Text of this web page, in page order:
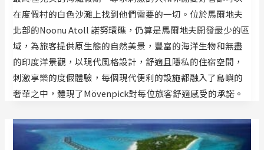
在度假村的白色沙灘上找到他們需要的一切。位於馬爾地夫
北部的Noonu Atoll 諾努環礁，仍算是馬爾地夫開發最少的區
域，為旅客提供原生態的自然美景，豐富的海洋生物和無盡
的印度洋景觀，以現代風格設計，舒適且隱私的住宿空間，
刺激享樂的度假體驗，每個現代便利的設施都融入了島嶼的
奢華之中，體現了Mövenpick對每位旅客舒適感受的承諾。